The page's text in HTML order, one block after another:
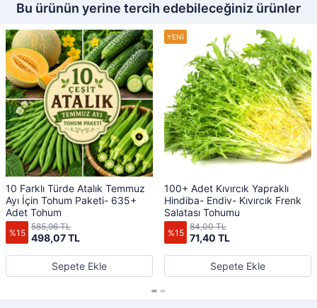
Bu ürünün yerine tercih edebileceğiniz ürünler
10 Farklı Türde Atalık Temmuz
Ayı İçin Tohum Paketi- 635+
Adet Tohum
%15 498,07 TL
585,96 TL
Sepete Ekle
100+ Adet Kıvırcık Yapraklı
Hindiba- Endiv- Kıvırcık Frenk
Salatası Tohumu
%15 71,40 TL
84,00 TL
Sepete Ekle